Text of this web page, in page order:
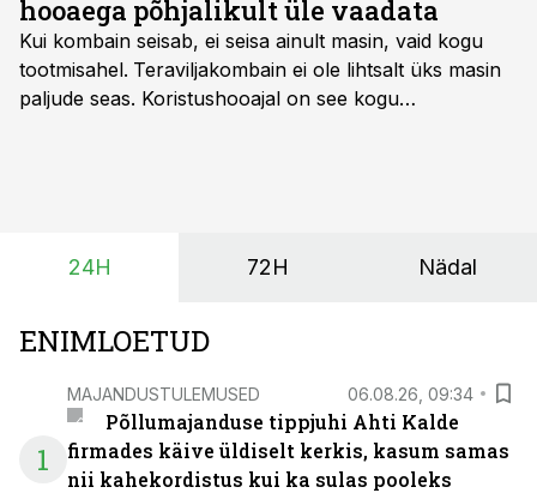
hooaega põhjalikult üle vaadata
Kui kombain seisab, ei seisa ainult masin, vaid kogu
tootmisahel. Teraviljakombain ei ole lihtsalt üks masin
paljude seas. Koristushooajal on see kogu
24H 72H Nädal
ENIMLOETUD
1
MAJANDUSTULEMUSED 06.08.26, 09:34
Põllumajanduse tippjuhi Ahti Kalde
firmades käive üldiselt kerkis, kasum samas
nii kahekordistus kui ka sulas pooleks